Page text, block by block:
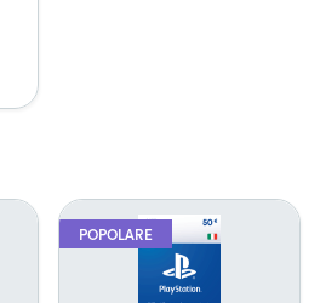
POPOLARE